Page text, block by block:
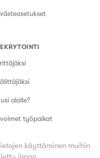
alalle?
työpaikat
käyttäminen muihin